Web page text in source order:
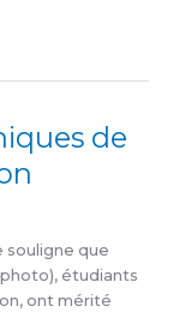
de
souligne que
étudiants
ont mérité